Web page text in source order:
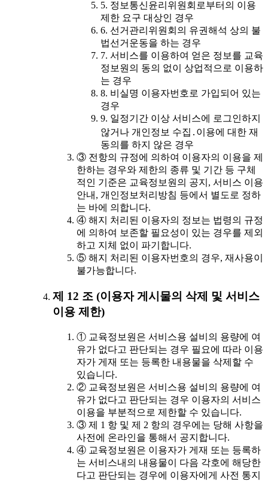
5. 정보통신윤리위원회로부터의 이용
제한 요구 대상인 경우
6. 선거관리위원회의 유권해석 상의 불
법선거운동을 하는 경우
7. 서비스를 이용하여 얻은 정보를 교육
정보원의 동의 없이 상업적으로 이용하
는 경우
8. 비실명 이용자번호로 가입되어 있는
경우
9. 일정기간 이상 서비스에 로그인하지
않거나 개인정보 수집․이용에 대한 재
동의를 하지 않은 경우
③ 전항의 규정에 의하여 이용자의 이용을 제
한하는 경우와 제한의 종류 및 기간 등 구체
적인 기준은 교육정보원의 공지, 서비스 이용
안내, 개인정보처리방침 등에서 별도로 정하
는 바에 의합니다.
④ 해지 처리된 이용자의 정보는 법령의 규정
에 의하여 보존할 필요성이 있는 경우를 제외
하고 지체 없이 파기합니다.
⑤ 해지 처리된 이용자번호의 경우, 재사용이
불가능합니다.
제 12 조 (이용자 게시물의 삭제 및 서비스
이용 제한)
① 교육정보원은 서비스용 설비의 용량에 여
유가 없다고 판단되는 경우 필요에 따라 이용
자가 게재 또는 등록한 내용물을 삭제할 수
있습니다.
② 교육정보원은 서비스용 설비의 용량에 여
유가 없다고 판단되는 경우 이용자의 서비스
이용을 부분적으로 제한할 수 있습니다.
③ 제 1 항 및 제 2 항의 경우에는 당해 사항을
사전에 온라인을 통해서 공지합니다.
④ 교육정보원은 이용자가 게재 또는 등록하
는 서비스내의 내용물이 다음 각호에 해당한
다고 판단되는 경우에 이용자에게 사전 통지